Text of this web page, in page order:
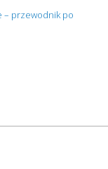
– przewodnik po